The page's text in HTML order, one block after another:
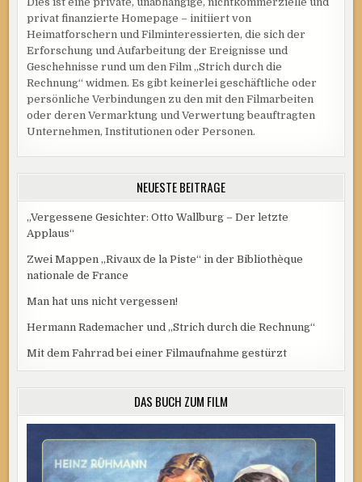
privat finanzierte Homepage – initiiert von
Heimatforschern und Filminteressierten, die sich der
Erforschung und Aufarbeitung der Ereignisse und
Geschehnisse rund um den Film „Strich durch die
Rechnung“ widmen. Es gibt keinerlei geschäftliche oder
persönliche Verbindungen zu den mit den Filmarbeiten
oder deren Vermarktung und Verwertung beauftragten
Unternehmen, Institutionen oder Personen.
NEUESTE BEITRÄGE
„Vergessene Gesichter: Otto Wallburg – Der letzte
Applaus“
Zwei Mappen „Rivaux de la Piste“ in der Bibliothèque
nationale de France
Man hat uns nicht vergessen!
Hermann Rademacher und „Strich durch die Rechnung“
Mit dem Fahrrad bei einer Filmaufnahme gestürzt
DAS BUCH ZUM FILM